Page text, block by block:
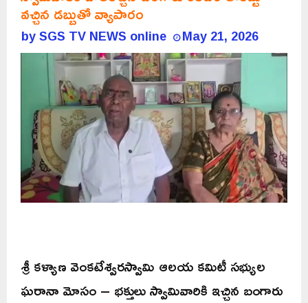
వచ్చిన డబ్బుతో వ్యాపారం
bySGS TV NEWS online May 21, 2026
శ్రీ కళ్యాణ వెంకటేశ్వరస్వామి ఆలయ కమిటీ సభ్యుల
ఘరానా మోసం – భక్తులు స్వామివారికి ఇచ్చిన బంగారు